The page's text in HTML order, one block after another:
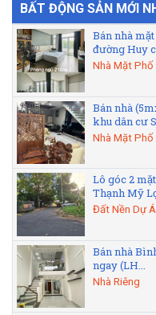
BẤT ĐỘNG SẢN MỚI
Bán nhà
đường Huy
Nhà Mặt Phố
Bán nhà
khu dân cư
Nhà Mặt Phố
Lô góc 2
Thạnh Mỹ
Đất Nền Dự
Bán nhà
ngay (LH...
Nhà Riêng